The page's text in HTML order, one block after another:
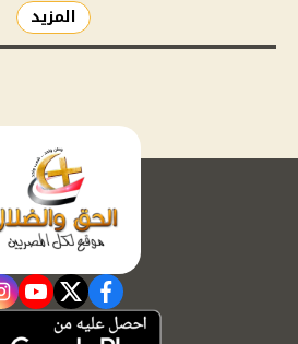
المزيد
facebook
twitter